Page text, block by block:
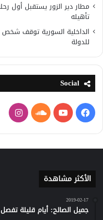
مطار دير الزور يستقبل أول
تأهيله
الداخلية السورية توقف شخص
للدولة
Social
فيسبوكيوتيوبساوند
كلاود
الأكثر مشاهدة
2019-02-17
جميل الصالح: أيام قليلة